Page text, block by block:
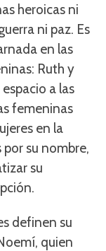
heroicas ni
ni paz. Es
en las
Ruth y
a las
femeninas
en la
su nombre,
su
definen su
quien